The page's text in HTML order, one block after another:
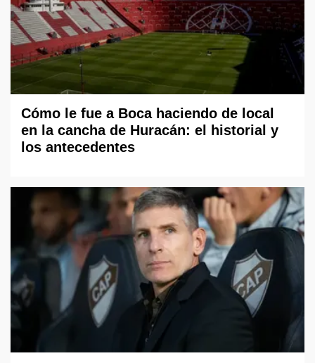
Cómo le fue a Boca haciendo de local
en la cancha de Huracán: el historial y
los antecedentes